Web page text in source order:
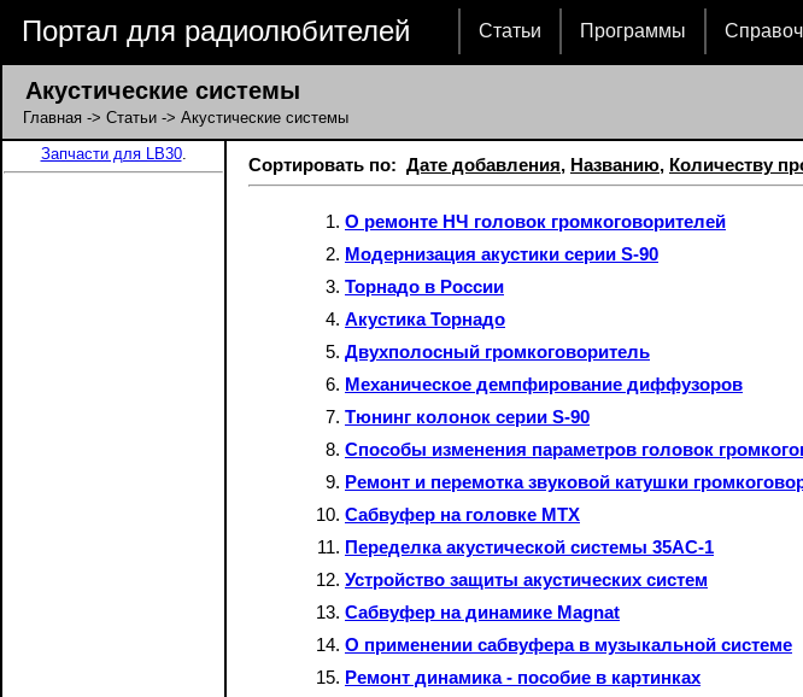
Портал для радиолюбителей Статьи Программы
Акустические системы
Главная -> Статьи -> Акустические системы
Запчасти для LB30.
Сортировать по: Дате добавления, Названию, Количеству
О ремонте НЧ головок громкоговорителей
Модернизация акустики серии S-90
Торнадо в России
Акустика Торнадо
Двухполосный громкоговоритель
Механическое демпфирование диффузоров
Тюнинг колонок серии S-90
Способы изменения параметров головок
Ремонт и перемотка звуковой катушки
Сабвуфер на головке MTX
Переделка акустической системы 35АС-1
Устройство защиты акустических систем
Сабвуфер на динамике Magnat
О применении сабвуфера в музыкальной системе
Ремонт динамика - пособие в картинках